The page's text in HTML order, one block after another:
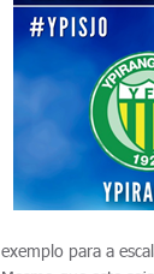
exemplo para a